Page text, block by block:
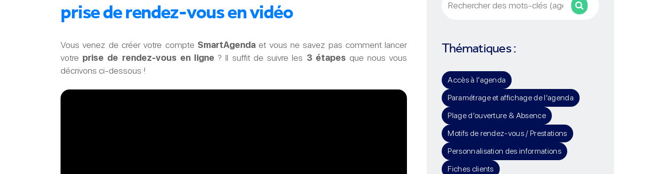
prise de rendez-vous en vidéo
Vous venez de créer votre compte SmartAgenda et vous ne savez pas comment lancer
votre prise de rendez-vous en ligne ? Il suffit de suivre les 3 étapes que nous vous
décrivons ci-dessous !
Thématiques :
Accès à l’agenda
Paramétrage et affichage de l’agenda
Plage d’ouverture & Absence
Motifs de rendez-vous / Prestations
Personnalisation des informations
Fiches clients